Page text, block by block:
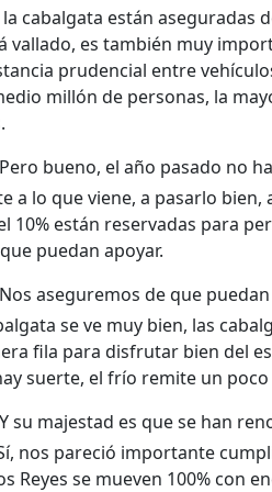
cabalgata están aseguradas
vallado, es también muy
prudencial entre
millón de personas, la
Pero bueno, el año pasado no
a lo que viene, a pasarlo
10% están reservadas para
puedan apoyar.
Nos aseguremos de que
se ve muy bien, las
fila para disfrutar bien del
suerte, el frío remite un
Y su majestad es que se han
nos pareció importante
Reyes se mueven 100% con